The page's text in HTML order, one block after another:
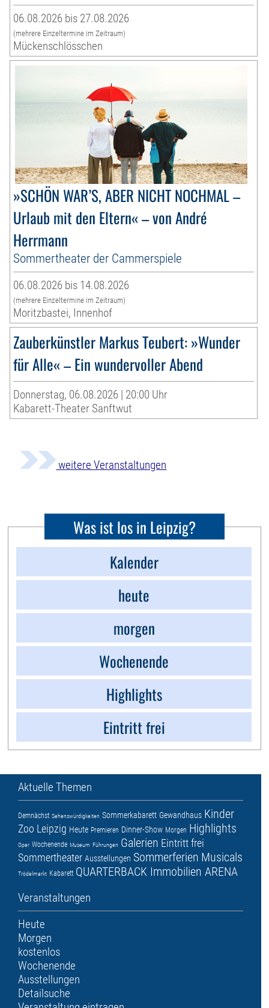
06.08.2026 bis 27.08.2026
(mehrere Einzeltermine im Zeitraum)
Mückenschlösschen
»SCHÖN WAR’S, ABER NICHT NOCHMAL –
Urlaub mit den Eltern« – von André
Herrmann
Sommertheater der Cammerspiele
06.08.2026 bis 14.08.2026
(mehrere Einzeltermine im Zeitraum)
Moritzbastei, Innenhof
Zauberkünstler Markus Teubert: »Wunder
für Alle« – Ein wundervoller Abend
Donnerstag, 06.08.2026 | 20:00 Uhr
Kabarett-Theater Sanftwut
weitere Veranstaltungen
Was ist los in Leipzig?
Kalender
heute
morgen
Wochenende
Highlights
Eintritt frei
Aktuelle Themen
Demnächst Sehenswürdigkeiten Sommerkabarett Gewandhaus Kinder
Zoo Leipzig Heute Premieren Dinner-Show Morgen Highlights
Oper Wochenende Museum Führungen Galerien Eintritt frei
Sommertheater Ausstellungen Sommerferien Musicals
Trödelmarkt Kabarett QUARTERBACK Immobilien ARENA
Veranstaltungen
Heute
Morgen
kostenlos
Wochenende
Ausstellungen
Detailsuche